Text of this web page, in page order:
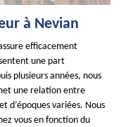
à Nevian
efficacement
une part
plusieurs années, nous
une relation entre
d’époques variées. Nous
vous en fonction du